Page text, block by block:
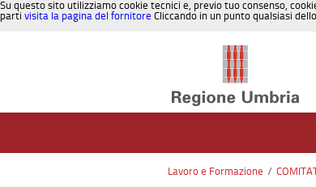
Su questo sito utilizziamo cookie tecnici e, previo tuo consenso,
parti visita la pagina del fornitore Cliccando in un punto qualsiasi
Lavoro e Formazione /